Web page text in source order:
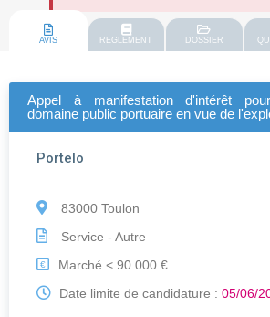
AVIS REGLEMENT DOSSIER
Appel à manifestation d'intérêt
domaine public portuaire en vue de
Portelo
83000 Toulon
Service - Autre
€
Marché < 90 000 €
Date limite de candidature : 05/06/